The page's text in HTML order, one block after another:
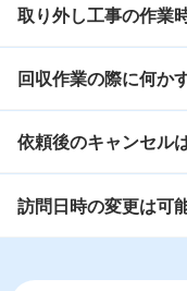
取り外し工事の作業
回収作業の際に何か
依頼後のキャンセル
訪問日時の変更は可